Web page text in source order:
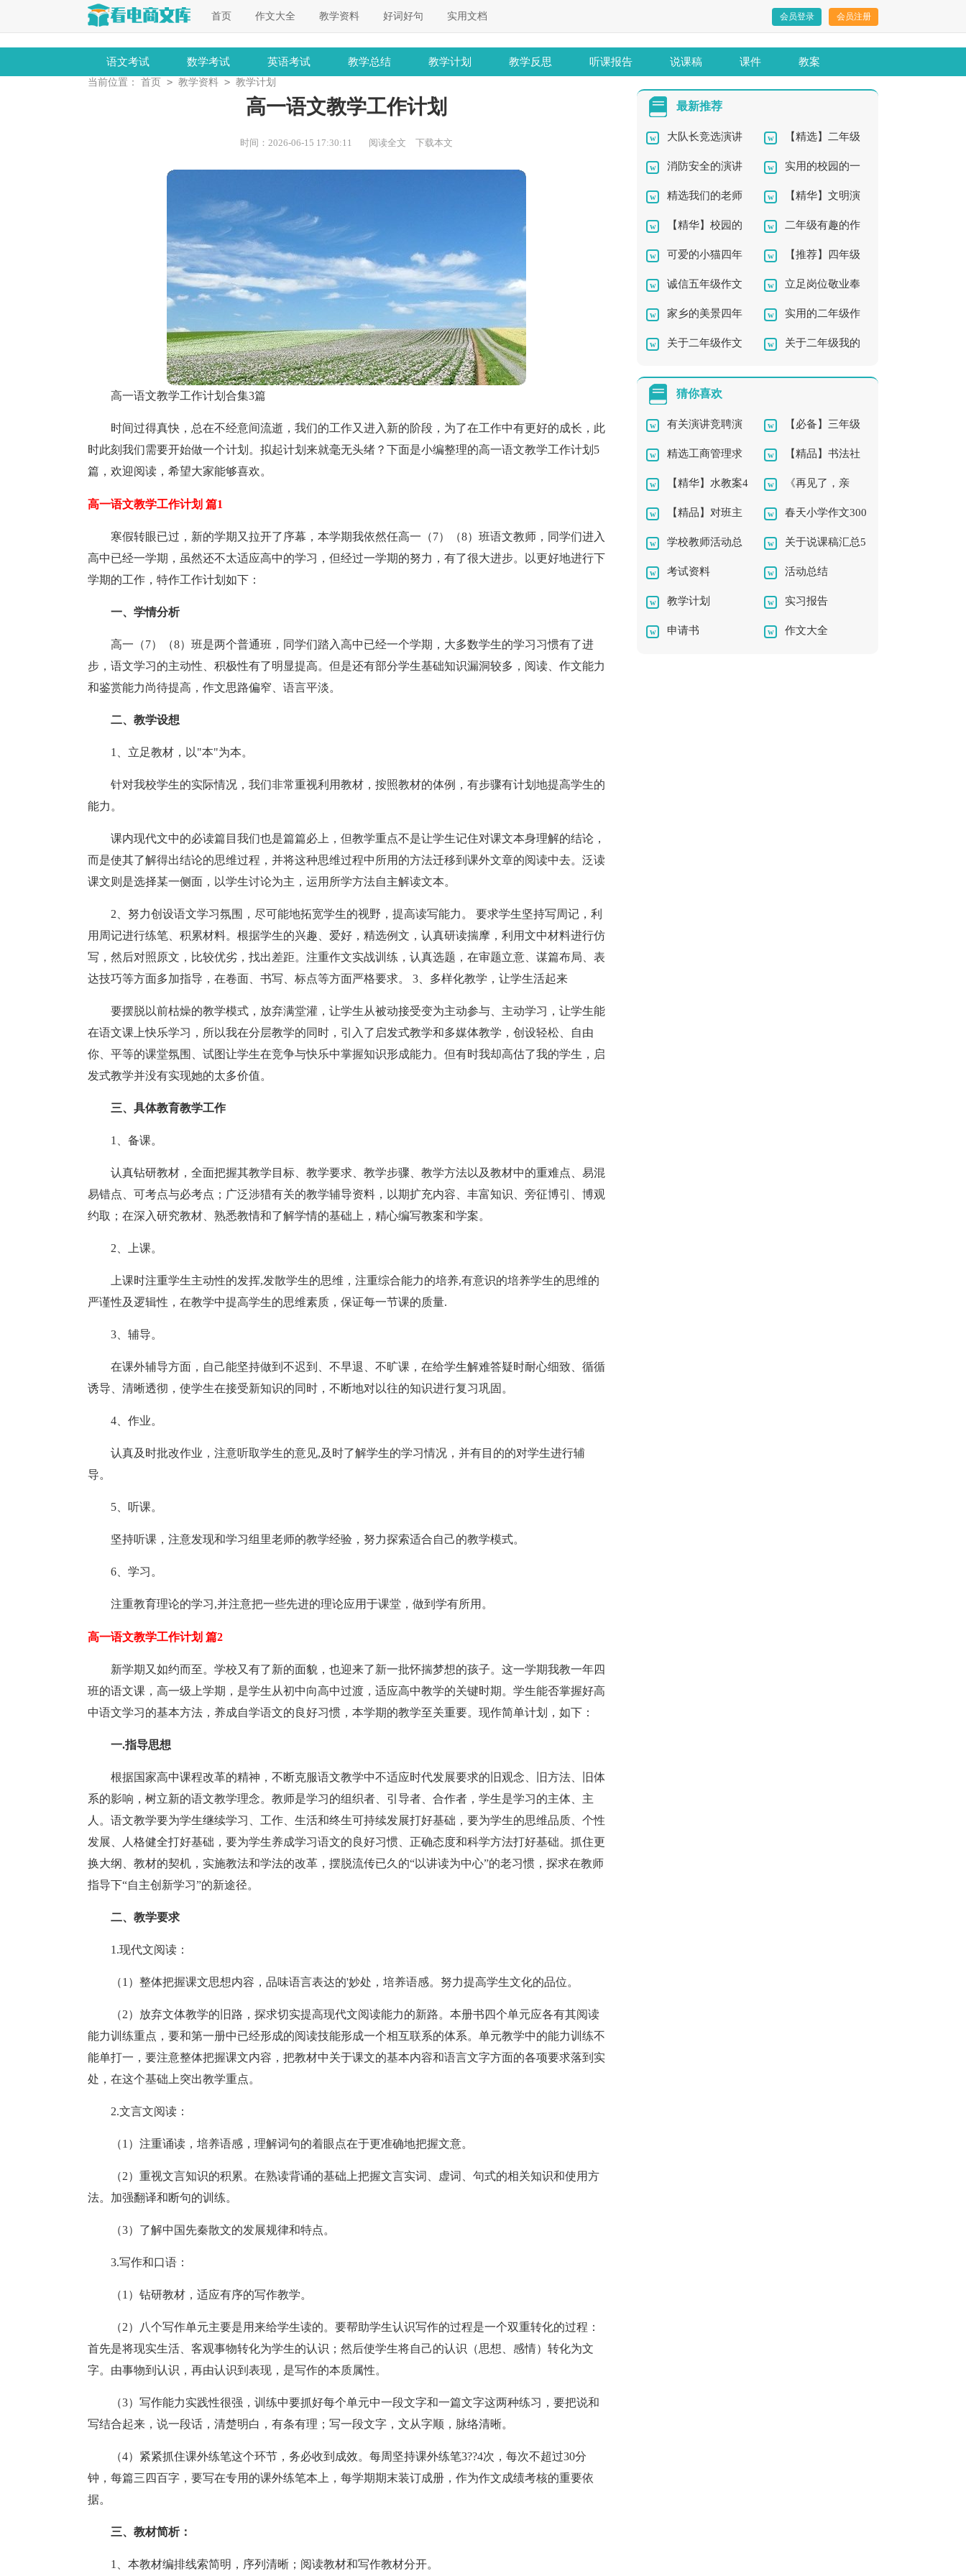
首页 作文大全 教学资料 好词好句 实用文档 会员登录 会员注册
语文考试 数学考试 英语考试 教学总结 教学计划 教学反思 听课报告 说课稿 课件 教案
当前位置： 首页 > 教学资料 > 教学计划
高一语文教学工作计划
时间：2026-06-15 17:30:11 阅读全文 下载本文
高一语文教学工作计划合集3篇
时间过得真快，总在不经意间流逝，我们的工作又进入新的阶段，为了在工作中有更好的成长，此
时此刻我们需要开始做一个计划。拟起计划来就毫无头绪？下面是小编整理的高一语文教学工作计划5
篇，欢迎阅读，希望大家能够喜欢。
高一语文教学工作计划 篇1
寒假转眼已过，新的学期又拉开了序幕，本学期我依然任高一（7）（8）班语文教师，同学们进入
高中已经一学期，虽然还不太适应高中的学习，但经过一学期的努力，有了很大进步。以更好地进行下
学期的工作，特作工作计划如下：
一、学情分析
高一（7）（8）班是两个普通班，同学们踏入高中已经一个学期，大多数学生的学习习惯有了进
步，语文学习的主动性、积极性有了明显提高。但是还有部分学生基础知识漏洞较多，阅读、作文能力
和鉴赏能力尚待提高，作文思路偏窄、语言平淡。
二、教学设想
1、立足教材，以"本"为本。
针对我校学生的实际情况，我们非常重视利用教材，按照教材的体例，有步骤有计划地提高学生的
能力。
课内现代文中的必读篇目我们也是篇篇必上，但教学重点不是让学生记住对课文本身理解的结论，
而是使其了解得出结论的思维过程，并将这种思维过程中所用的方法迁移到课外文章的阅读中去。泛读
课文则是选择某一侧面，以学生讨论为主，运用所学方法自主解读文本。
2、努力创设语文学习氛围，尽可能地拓宽学生的视野，提高读写能力。 要求学生坚持写周记，利
用周记进行练笔、积累材料。根据学生的兴趣、爱好，精选例文，认真研读揣摩，利用文中材料进行仿
写，然后对照原文，比较优劣，找出差距。注重作文实战训练，认真选题，在审题立意、谋篇布局、表
达技巧等方面多加指导，在卷面、书写、标点等方面严格要求。 3、多样化教学，让学生活起来
要摆脱以前枯燥的教学模式，放弃满堂灌，让学生从被动接受变为主动参与、主动学习，让学生能
在语文课上快乐学习，所以我在分层教学的同时，引入了启发式教学和多媒体教学，创设轻松、自由
你、平等的课堂氛围、试图让学生在竞争与快乐中掌握知识形成能力。但有时我却高估了我的学生，启
发式教学并没有实现她的太多价值。
三、具体教育教学工作
1、备课。
认真钻研教材，全面把握其教学目标、教学要求、教学步骤、教学方法以及教材中的重难点、易混
易错点、可考点与必考点；广泛涉猎有关的教学辅导资料，以期扩充内容、丰富知识、旁征博引、博观
约取；在深入研究教材、熟悉教情和了解学情的基础上，精心编写教案和学案。
2、上课。
上课时注重学生主动性的发挥,发散学生的思维，注重综合能力的培养,有意识的培养学生的思维的
严谨性及逻辑性，在教学中提高学生的思维素质，保证每一节课的质量.
3、辅导。
在课外辅导方面，自己能坚持做到不迟到、不早退、不旷课，在给学生解难答疑时耐心细致、循循
诱导、清晰透彻，使学生在接受新知识的同时，不断地对以往的知识进行复习巩固。
4、作业。
认真及时批改作业，注意听取学生的意见,及时了解学生的学习情况，并有目的的对学生进行辅
导。
5、听课。
坚持听课，注意发现和学习组里老师的教学经验，努力探索适合自己的教学模式。
6、学习。
注重教育理论的学习,并注意把一些先进的理论应用于课堂，做到学有所用。
高一语文教学工作计划 篇2
新学期又如约而至。学校又有了新的面貌，也迎来了新一批怀揣梦想的孩子。这一学期我教一年四
班的语文课，高一级上学期，是学生从初中向高中过渡，适应高中教学的关键时期。学生能否掌握好高
中语文学习的基本方法，养成自学语文的良好习惯，本学期的教学至关重要。现作简单计划，如下：
一.指导思想
根据国家高中课程改革的精神，不断克服语文教学中不适应时代发展要求的旧观念、旧方法、旧体
系的影响，树立新的语文教学理念。教师是学习的组织者、引导者、合作者，学生是学习的主体、主
人。语文教学要为学生继续学习、工作、生活和终生可持续发展打好基础，要为学生的思维品质、个性
发展、人格健全打好基础，要为学生养成学习语文的良好习惯、正确态度和科学方法打好基础。抓住更
换大纲、教材的契机，实施教法和学法的改革，摆脱流传已久的“以讲读为中心”的老习惯，探求在教师
指导下“自主创新学习”的新途径。
二、教学要求
1.现代文阅读：
（1）整体把握课文思想内容，品味语言表达的'妙处，培养语感。努力提高学生文化的品位。
（2）放弃文体教学的旧路，探求切实提高现代文阅读能力的新路。本册书四个单元应各有其阅读
能力训练重点，要和第一册中已经形成的阅读技能形成一个相互联系的体系。单元教学中的能力训练不
能单打一，要注意整体把握课文内容，把教材中关于课文的基本内容和语言文字方面的各项要求落到实
处，在这个基础上突出教学重点。
2.文言文阅读：
（1）注重诵读，培养语感，理解词句的着眼点在于更准确地把握文意。
（2）重视文言知识的积累。在熟读背诵的基础上把握文言实词、虚词、句式的相关知识和使用方
法。加强翻译和断句的训练。
（3）了解中国先秦散文的发展规律和特点。
3.写作和口语：
（1）钻研教材，适应有序的写作教学。
（2）八个写作单元主要是用来给学生读的。要帮助学生认识写作的过程是一个双重转化的过程：
首先是将现实生活、客观事物转化为学生的认识；然后使学生将自己的认识（思想、感情）转化为文
字。由事物到认识，再由认识到表现，是写作的本质属性。
（3）写作能力实践性很强，训练中要抓好每个单元中一段文字和一篇文字这两种练习，要把说和
写结合起来，说一段话，清楚明白，有条有理；写一段文字，文从字顺，脉络清晰。
（4）紧紧抓住课外练笔这个环节，务必收到成效。每周坚持课外练笔3??4次，每次不超过30分
钟，每篇三四百字，要写在专用的课外练笔本上，每学期期末装订成册，作为作文成绩考核的重要依
据。
三、教材简析：
1、本教材编排线索简明，序列清晰；阅读教材和写作教材分开。
最新推荐
大队长竞选演讲
稿15篇
【精选】二年级
西瓜作文300字三篇
消防安全的演讲
稿
实用的校园的一
角四年级作文汇编10
篇
精选我们的老师
四年级作文集合8篇
【精华】文明演
讲稿模板集锦五篇
【精华】校园的
一角四年级作文汇编5
篇
二年级有趣的作
文锦集7篇
可爱的小猫四年
级作文集合五篇
【推荐】四年级
语文作文四篇
诚信五年级作文 立足岗位敬业奉
献演讲稿
家乡的美景四年
级作文集锦六篇
实用的二年级作
文300字集合6篇
关于二年级作文 关于二年级我的
猜你喜欢
有关演讲竞聘演
讲稿模板集合五篇
【必备】三年级
的作文300字合集5篇
精选工商管理求
职信3篇
【精品】书法社
团及活动总结三篇
【精华】水教案4
篇
《再见了，亲
人》教学反思
【精品】对班主
任的工作计划汇编八
篇
春天小学作文300
字三篇
学校教师活动总
结3篇
关于说课稿汇总5
篇
考试资料 活动总结
教学计划 实习报告
申请书 作文大全